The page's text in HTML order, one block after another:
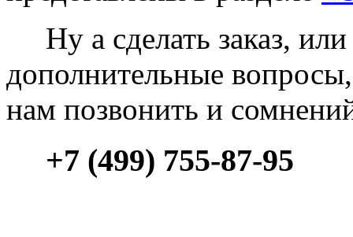
Ну а сделать заказ, или
дополнительные вопросы,
нам позвонить и
+7 (499) 755-87-95